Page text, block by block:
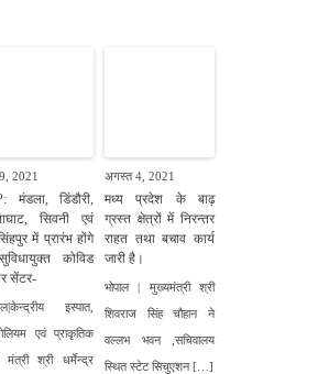
2021
मंडला, डिंडौरी,
सिवनी एवं
में प्रारंभ होंगे
कोविड
सेंटर-
इस्पात,
एवं प्राकृतिक
श्री धर्मेन्द्र
अगस्त 4, 2021
मध्य प्रदेश के बाढ़
ग्रस्त क्षेत्रों में निरन्तर
राहत तथा बचाव कार्य
जारी है।
भोपाल | मुख्यमंत्री श्री
शिवराज सिंह चौहान ने
वल्लभ भवन ,सचिवालय
स्थित स्टेट सिचुएशन […]